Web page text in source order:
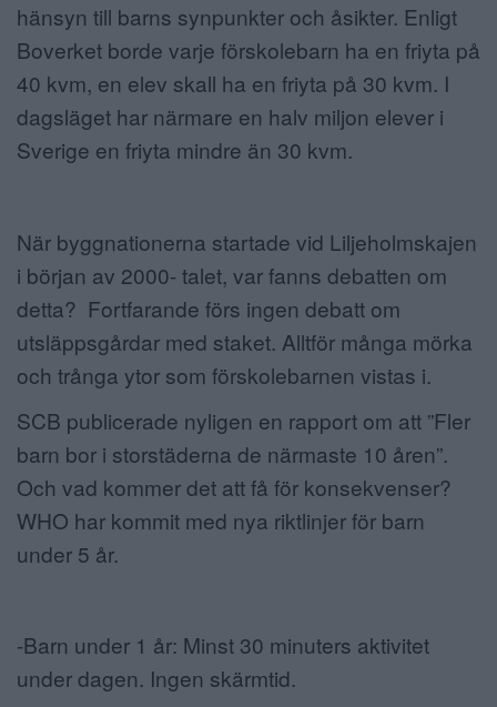
hänsyn till barns synpunkter och åsikter. Enligt
Boverket borde varje förskolebarn ha en friyta på
40 kvm, en elev skall ha en friyta på 30 kvm. I
dagsläget har närmare en halv miljon elever i
Sverige en friyta mindre än 30 kvm.
När byggnationerna startade vid Liljeholmskajen
i början av 2000- talet, var fanns debatten om
detta? Fortfarande förs ingen debatt om
utsläppsgårdar med staket. Alltför många mörka
och trånga ytor som förskolebarnen vistas i.
SCB publicerade nyligen en rapport om att ”Fler
barn bor i storstäderna de närmaste 10 åren”.
Och vad kommer det att få för konsekvenser?
WHO har kommit med nya riktlinjer för barn
under 5 år.
-Barn under 1 år: Minst 30 minuters aktivitet
under dagen. Ingen skärmtid.